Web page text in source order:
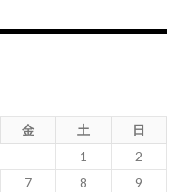
金 土
日
1
2
7 8
9